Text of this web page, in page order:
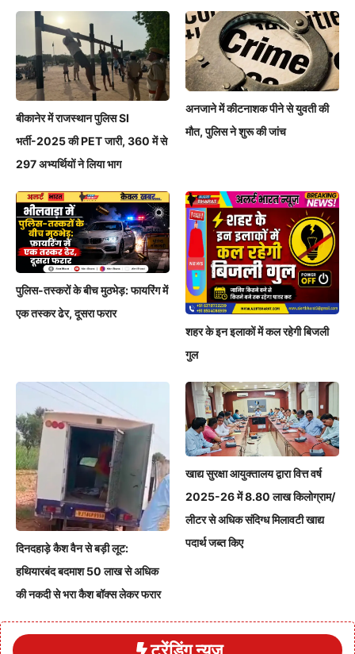
बीकानेर में राजस्थान पुलिस SI
भर्ती-2025 की PET जारी, 360 में से
297 अभ्यर्थियों ने लिया भाग
अनजाने में कीटनाशक पीने से युवती की
मौत, पुलिस ने शुरू की जांच
पुलिस-तस्करों के बीच मुठभेड़: फायरिंग में
एक तस्कर ढेर, दूसरा फरार
शहर के इन इलाकों में कल रहेगी बिजली
गुल
दिनदहाड़े कैश वैन से बड़ी लूट:
हथियारबंद बदमाश 50 लाख से अधिक
की नकदी से भरा कैश बॉक्स लेकर फरार
खाद्य सुरक्षा आयुक्तालय द्वारा वित्त वर्ष
2025-26 में 8.80 लाख किलोग्राम/
लीटर से अधिक संदिग्ध मिलावटी खाद्य
पदार्थ जब्त किए